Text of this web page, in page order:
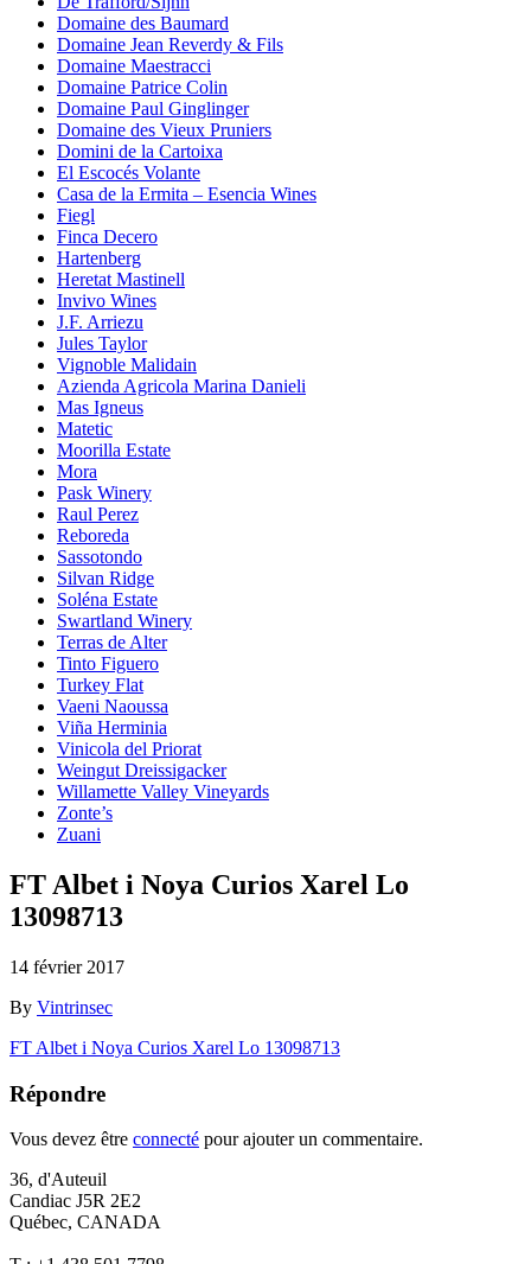
Domaine des Baumard
Domaine Jean Reverdy & Fils
Domaine Maestracci
Domaine Patrice Colin
Domaine Paul Ginglinger
Domaine des Vieux Pruniers
Domini de la Cartoixa
El Escocés Volante
Casa de la Ermita – Esencia Wines
Fiegl
Finca Decero
Hartenberg
Heretat Mastinell
Invivo Wines
J.F. Arriezu
Jules Taylor
Vignoble Malidain
Azienda Agricola Marina Danieli
Mas Igneus
Matetic
Moorilla Estate
Mora
Pask Winery
Raul Perez
Reboreda
Sassotondo
Silvan Ridge
Soléna Estate
Swartland Winery
Terras de Alter
Tinto Figuero
Turkey Flat
Vaeni Naoussa
Viña Herminia
Vinicola del Priorat
Weingut Dreissigacker
Willamette Valley Vineyards
Zonte’s
Zuani
FT Albet i Noya Curios Xarel Lo
13098713
14 février 2017
By Vintrinsec
FT Albet i Noya Curios Xarel Lo 13098713
Répondre
Vous devez être connecté pour ajouter un commentaire.
36, d'Auteuil
Candiac J5R 2E2
Québec, CANADA